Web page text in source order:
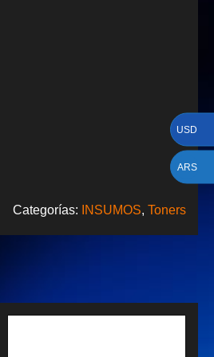
Categorías: INSUMOS, Toners
USD
ARS